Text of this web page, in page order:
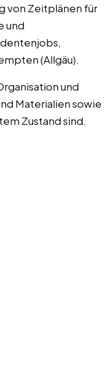
von Zeitplänen für
und
(Allgäu).
und
Materialien sowie
Zustand sind.